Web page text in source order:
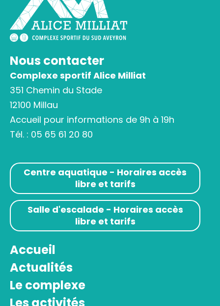
Nous contacter
Complexe sportif Alice Milliat
351 Chemin du Stade
12100 Millau
Accueil pour informations de 9h à 19h
Tél. : 05 65 61 20 80
Centre aquatique - Horaires accès
libre et tarifs
Salle d'escalade - Horaires accès
libre et tarifs
Accueil
Actualités
Le complexe